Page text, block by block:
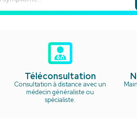
Téléconsultation
Consultation à distance avec un
médecin généraliste ou
spécialiste.